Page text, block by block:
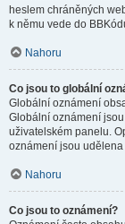
heslem chráněných
k němu vede do
Nahoru
Co jsou to globální
Globální oznámení
Globální oznámení
uživatelském panelu.
oznámení jsou
Nahoru
Co jsou to oznámení?